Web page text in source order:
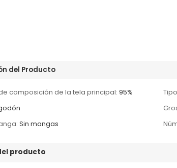
del Producto
composición de la tela principal: 95%
Sin mangas
producto